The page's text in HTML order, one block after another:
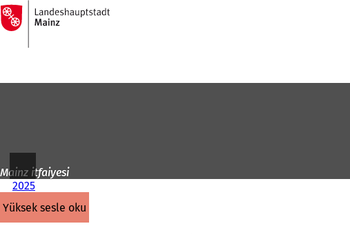
İçeriğe atla
Ana
sayfaya
Mainz itfaiyesi
2025
yüksek sesle oku